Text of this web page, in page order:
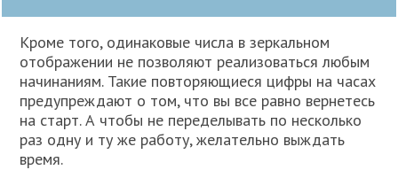
Кроме того, одинаковые числа в зеркальном
отображении не позволяют реализоваться любым
начинаниям. Такие повторяющиеся цифры на часах
предупреждают о том, что вы все равно вернетесь
на старт. А чтобы не переделывать по несколько
раз одну и ту же работу, желательно выждать
время.